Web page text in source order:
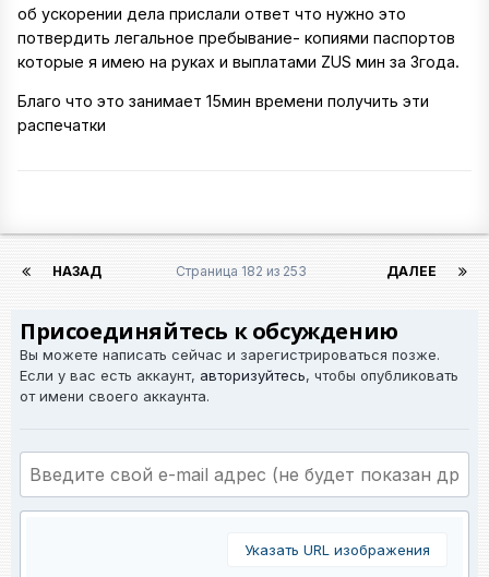
об ускорении дела прислали ответ что нужно это
потвердить легальное пребывание- копиями паспортов
которые я имею на руках и выплатами ZUS мин за 3года.
Благо что это занимает 15мин времени получить эти
распечатки
НАЗАД ДАЛЕЕ
Страница 182 из 253
Присоединяйтесь к обсуждению
Вы можете написать сейчас и зарегистрироваться позже.
Если у вас есть аккаунт, авторизуйтесь, чтобы опубликовать
от имени своего аккаунта.
Указать URL изображения